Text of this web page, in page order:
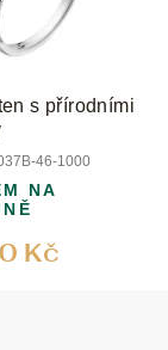
s přírodními
46-1000
Kč
NA